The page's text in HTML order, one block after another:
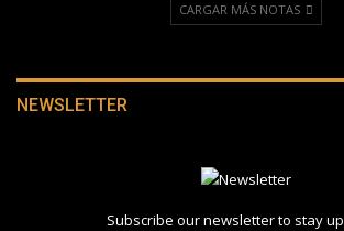
CARGAR MÁS NOTAS
NEWSLETTER
Subscribe our newsletter to stay